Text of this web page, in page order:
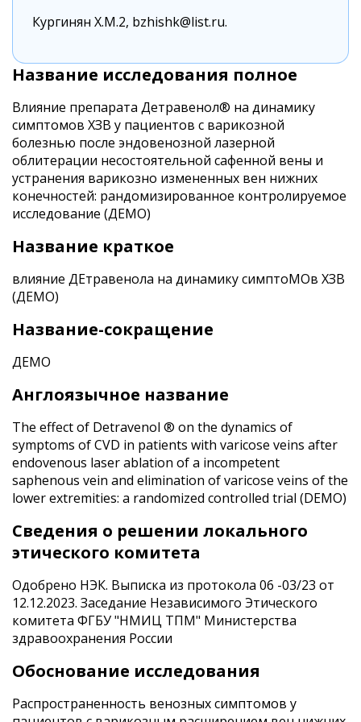
Кургинян Х.М.2, bzhishk@list.ru.
Название исследования полное
Влияние препарата Детравенол® на динамику
симптомов ХЗВ у пациентов с варикозной
болезнью после эндовенозной лазерной
облитерации несостоятельной сафенной вены и
устранения варикозно измененных вен нижних
конечностей: рандомизированное контролируемое
исследование (ДЕМО)
Название краткое
влияние ДЕтравенола на динамику симптоМОв ХЗВ
(ДЕМО)
Название-сокращение
ДЕМО
Англоязычное название
The effect of Detravenol ® on the dynamics of
symptoms of CVD in patients with varicose veins after
endovenous laser ablation of a incompetent
saphenous vein and elimination of varicose veins of the
lower extremities: a randomized controlled trial (DEMO)
Сведения о решении локального
этического комитета
Одобрено НЭК. Выписка из протокола 06 -03/23 от
12.12.2023. Заседание Независимого Этического
комитета ФГБУ "НМИЦ ТПМ" Министерства
здравоохранения России
Обоснование исследования
Распространенность венозных симптомов у